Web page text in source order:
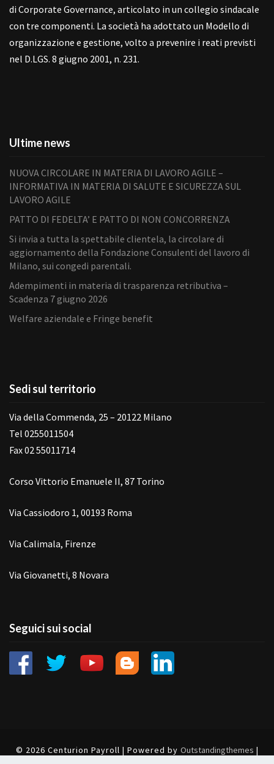
di Corporate Governance, articolato in un collegio sindacale
con tre componenti. La società ha adottato un Modello di
organizzazione e gestione, volto a prevenire i reati previsti
nel D.LGS. 8 giugno 2001, n. 231.
Ultime news
NUOVA CIRCOLARE IN MATERIA DI LAVORO AGILE –
INFORMATIVA IN MATERIA DI SALUTE E SICUREZZA SUL
LAVORO AGILE
PATTO DI FEDELTA’ E PATTO DI NON CONCORRENZA
Si invia a tutta la spettabile clientela, la circolare di
aggiornamento della Fondazione Consulenti del lavoro di
Milano, sui congedi parentali.
Adempimenti in materia di trasparenza retributiva –
Scadenza 7 giugno 2026
Welfare aziendale e Fringe benefit
Sedi sul territorio
Via della Commenda, 25 – 20122 Milano
Tel 0255011504
Fax 02 55011714
Corso Vittorio Emanuele II, 87 Torino
Via Cassiodoro 1, 00193 Roma
Via Calimala, Firenze
Via Giovanetti, 8 Novara
Seguici sui social
© 2026 Centurion Payroll | Powered by Outstandingthemes |